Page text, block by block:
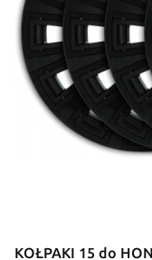
KOŁPAKI 15 do